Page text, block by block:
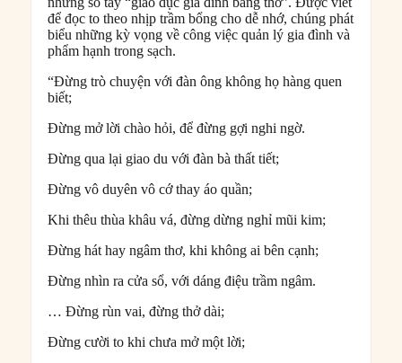
để đọc to theo nhịp trầm bổng cho dễ nhớ, chúng phát
biểu những kỳ vọng về công việc quản lý gia đình và
phẩm hạnh trong sạch.
“Đừng trò chuyện với đàn ông không họ hàng quen
biết;
Đừng mở lời chào hỏi, để đừng gợi nghi ngờ.
Đừng qua lại giao du với đàn bà thất tiết;
Đừng vô duyên vô cớ thay áo quần;
Khi thêu thùa khâu vá, đừng dừng nghỉ mũi kim;
Đừng hát hay ngâm thơ, khi không ai bên cạnh;
Đừng nhìn ra cửa sổ, với dáng điệu trầm ngâm.
… Đừng rùn vai, đừng thở dài;
Đừng cười to khi chưa mở một lời;